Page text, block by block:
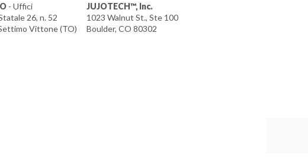
- Uffici
26, n. 52
Vittone (TO)
JUJOTECH™, Inc.
1023 Walnut St., Ste 100
Boulder, CO 80302